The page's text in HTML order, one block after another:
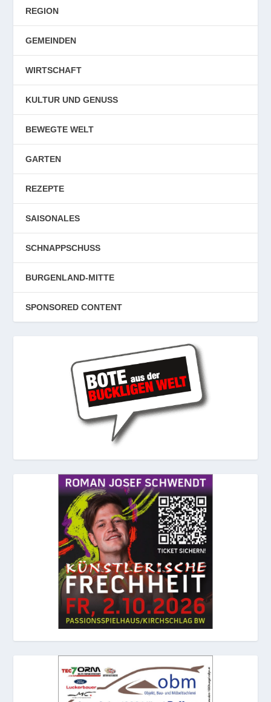
REGION
GEMEINDEN
WIRTSCHAFT
KULTUR UND GENUSS
BEWEGTE WELT
GARTEN
REZEPTE
SAISONALES
SCHNAPPSCHUSS
BURGENLAND-MITTE
SPONSORED CONTENT